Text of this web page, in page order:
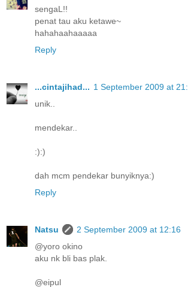
sengaL!!
penat tau aku ketawe~
hahahaahaaaaa
Reply
...cintajihad... 1 September 2009 at
unik..
mendekar..
:):)
dah mcm pendekar bunyiknya:)
Reply
Natsu
2 September 2009 at 12:16
@yoro okino
aku nk bli bas plak.
@eipul